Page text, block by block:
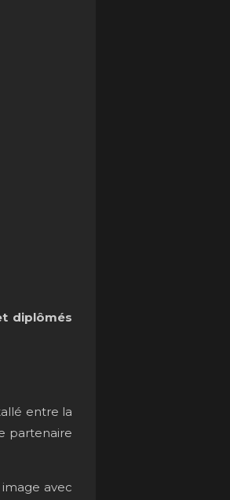
diplômés
entre la
partenaire
avec